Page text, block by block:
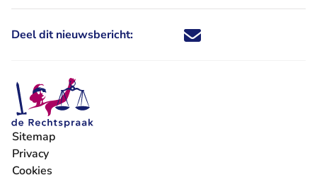
Deel dit nieuwsbericht: Deel dit nieuwsbericht via X -
Deel dit nieuwsbericht via
Deel dit nieuwsbericht
Deel dit
Sitemap
Privacy
Cookies